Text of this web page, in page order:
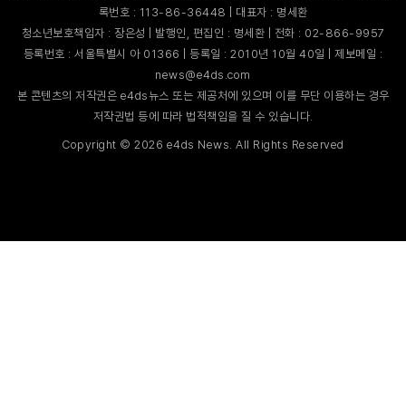
록번호 : 113-86-36448 | 대표자 : 명세환
청소년보호책임자 : 장은성 | 발행인, 편집인 : 명세환 | 전화 : 02-866-9957
등록번호 : 서울특별시 아 01366 | 등록일 : 2010년 10월 40일 | 제보메일 :
news@e4ds.com
본 콘텐츠의 저작권은 e4ds뉴스 또는 제공처에 있으며 이를 무단 이용하는 경우
저작권법 등에 따라 법적책임을 질 수 있습니다.
Copyright ©2026 e4ds News. All Rights Reserved